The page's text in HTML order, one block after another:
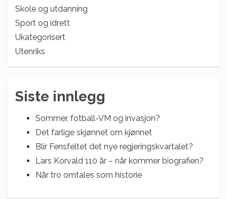
Skole og utdanning
Sport og idrett
Ukategorisert
Utenriks
Siste innlegg
Sommer, fotball-VM og invasjon?
Det farlige skjønnet om kjønnet
Blir Fensfeltet det nye regjeringskvartalet?
Lars Korvald 110 år – når kommer biografien?
Når tro omtales som historie